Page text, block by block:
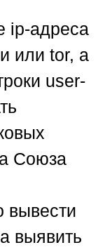
ip-адреса
или tor, а
user-
Союза
вывести
выявить